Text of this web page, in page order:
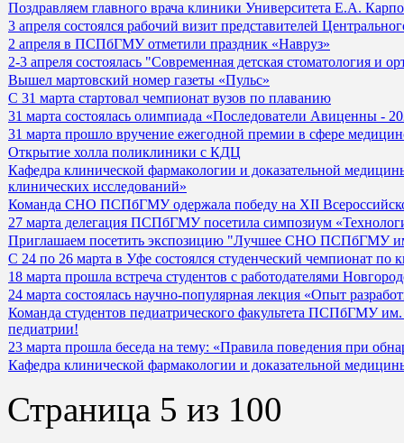
Поздравляем главного врача клиники Университета Е.А.
3 апреля состоялся рабочий визит представителей
2 апреля в ПСПбГМУ отметили праздник «Навруз»
2-3 апреля состоялась "Современная детская стоматология и
Вышел мартовский номер газеты «Пульс»
С 31 марта стартовал чемпионат вузов по плаванию
31 марта состоялась олимпиада «Последователи Авиценны -
31 марта прошло вручение ежегодной премии в сфере
Открытие холла поликлиники с КДЦ
Кафедра клинической фармакологии и доказательной
клинических исследований»
Команда СНО ПСПбГМУ одержала победу на XII
27 марта делегация ПСПбГМУ посетила симпозиум
Приглашаем посетить экспозицию "Лучшее СНО ПСПбГМУ
С 24 по 26 марта в Уфе состоялся студенческий чемпионат
18 марта прошла встреча студентов с работодателями
24 марта состоялась научно-популярная лекция «Опыт
Команда студентов педиатрического факультета ПСПбГМУ
педиатрии!
23 марта прошла беседа на тему: «Правила поведения при
Кафедра клинической фармакологии и доказательной
Страница 5 из 100